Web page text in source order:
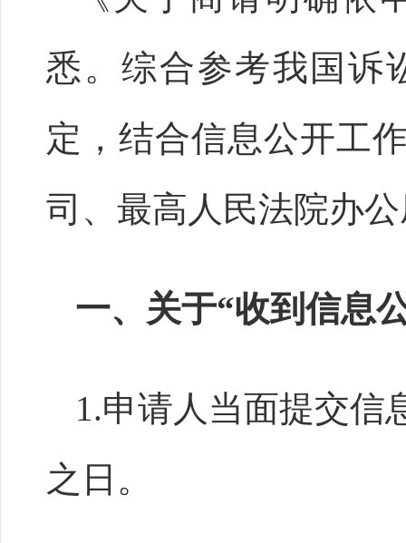
悉。综合参考我国诉
定，结合信息公开工
司、最高人民法院办
一、关于“收到信息
1.申请人当面提交信
之日。